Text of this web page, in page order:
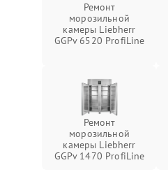
Ремонт
морозильной
камеры Liebherr
GGPv 6520 ProfiLine
Ремонт
морозильной
камеры Liebherr
GGPv 1470 ProfiLine